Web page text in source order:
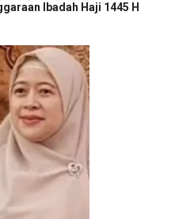
Ibadah Haji 1445 H